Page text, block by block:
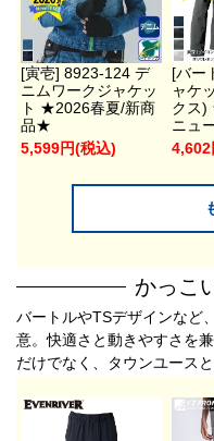
[寅壱] 8923-124 デ
ニムワークジャケッ
ト ★2026春夏/新商
品★
5,599円(税込)
[バー
ャケ
クス)
ニュ
4,602
かっこ
バートルやTSデザインなど
意。快適さと動きやすさを
だけでなく、タウンユース